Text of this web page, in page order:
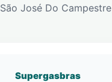
São José Do Campestre
Supergasbras